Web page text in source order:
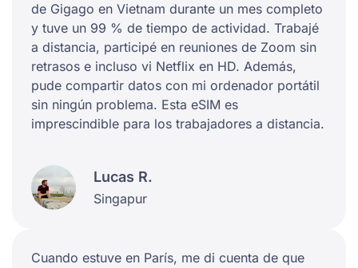
de Gigago en Vietnam durante un mes completo
y tuve un 99 % de tiempo de actividad. Trabajé
a distancia, participé en reuniones de Zoom sin
retrasos e incluso vi Netflix en HD. Además,
pude compartir datos con mi ordenador portátil
sin ningún problema. Esta eSIM es
imprescindible para los trabajadores a distancia.
Lucas R.
Singapur
Cuando estuve en París, me di cuenta de que